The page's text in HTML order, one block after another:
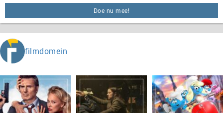
Doe nu mee!
filmdomein